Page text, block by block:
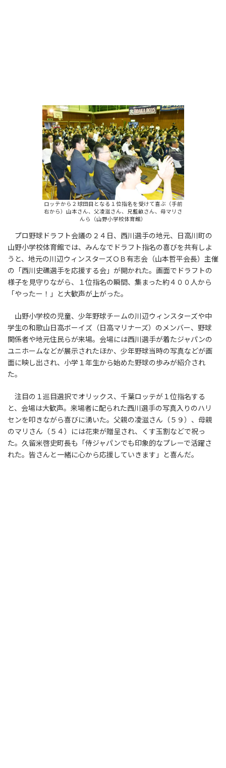
ロッテから２球団目となる１位指名を受けて喜ぶ（手前
右から）山本さん、父凌滋さん、兄藍畝さん、母マリさ
んら（山野小学校体育館）
プロ野球ドラフト会議の２４日、西川選手の地元、日高川町の
山野小学校体育館では、みんなでドラフト指名の喜びを共有しよ
うと、地元の川辺ウィンスターズＯＢ有志会（山本哲平会長）主催
の「西川史礁選手を応援する会」が開かれた。画面でドラフトの
様子を見守りながら、１位指名の瞬間、集まった約４００人から
「やったー！」と大歓声が上がった。
山野小学校の児童、少年野球チームの川辺ウィンスターズや中
学生の和歌山日高ボーイズ（日高マリナーズ）のメンバー、野球
関係者や地元住民らが来場。会場には西川選手が着たジャパンの
ユニホームなどが展示されたほか、少年野球当時の写真などが画
面に映し出され、小学１年生から始めた野球の歩みが紹介され
た。
注目の１巡目選択でオリックス、千葉ロッテが１位指名する
と、会場は大歓声。来場者に配られた西川選手の写真入りのハリ
センを叩きながら喜びに湧いた。父親の凌滋さん（５９）、母親
のマリさん（５４）には花束が贈呈され、くす玉割などで祝っ
た。久留米啓史町長も「侍ジャパンでも印象的なプレーで活躍さ
れた。皆さんと一緒に心から応援していきます」と喜んだ。